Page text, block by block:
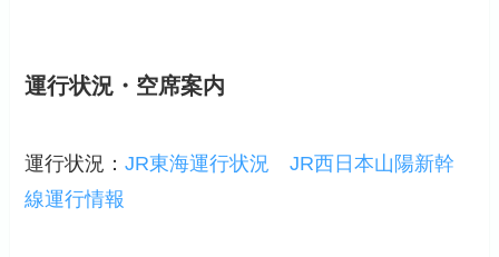
運行状況・空席案内
運行状況：JR東海運行状況
JR西日本山陽新幹
線運行情報